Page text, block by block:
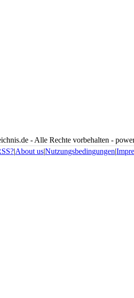
- Alle Rechte vorbehalten -
|About us|Nutzungsbedingungen|